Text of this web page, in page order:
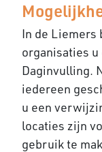
In de Liemers
organisaties
Daginvulling.
iedereen
u een
locaties zijn
gebruik te